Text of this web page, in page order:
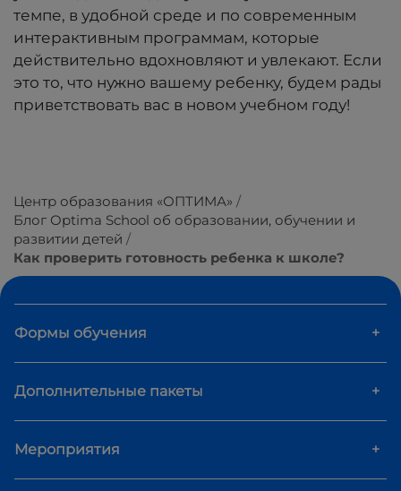
темпе, в удобной среде и по современным
интерактивным программам, которые
действительно вдохновляют и увлекают. Если
это то, что нужно вашему ребенку, будем рады
приветствовать вас в новом учебном году!
Центр образования «ОПТИМА»
Блог Optima School об образовании, обучении и
развитии детей
Как проверить готовность ребенка к школе?
Формы обучения +
Дополнительные пакеты +
Мероприятия +